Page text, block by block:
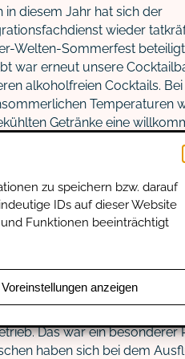
zu speichern bzw. darauf
IDs auf dieser Website
Funktionen beeinträchtigt
Voreinstellungen anzeigen
in diesem Jahr hat sich der
wieder
Welten-Sommerfest
war erneut unsere
alkoholfreien Cocktails. Bei
Temperaturen
Getränke eine
wurden von den
angenommen. Für
unser Quiz rund…
Ausflug in den
Juni gab es einen Ausflug
Gruppen aus dem
Ausflug zusammen gemacht.
Unterstützte
Das war ein besonderer
haben sich bei dem